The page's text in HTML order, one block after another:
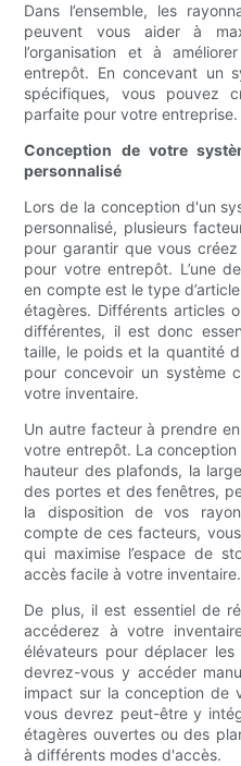
Dans l’ensemble, les
peuvent vous aider à
l’organisation et à
entrepôt. En concevant un
spécifiques, vous pouvez
parfaite pour votre entreprise.
Conception de votre
personnalisé
Lors de la conception d'un
personnalisé, plusieurs
pour garantir que vous
pour votre entrepôt. L’une
en compte est le type
étagères. Différents articles
différentes, il est donc
taille, le poids et la quantité
pour concevoir un système
votre inventaire.
Un autre facteur à prendre
votre entrepôt. La
hauteur des plafonds, la
des portes et des fenêtres,
la disposition de vos
compte de ces facteurs,
qui maximise l’espace de
accès facile à votre inventaire.
De plus, il est essentiel de
accéderez à votre
élévateurs pour déplacer
devrez-vous y accéder
impact sur la conception de
vous devrez peut-être y
étagères ouvertes ou des
à différents modes d'accès.